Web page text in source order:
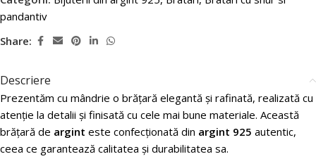
pandantiv
Share:
Descriere
Prezentăm cu mândrie o brățară elegantă și rafinată, realizată cu
atenție la detalii și finisată cu cele mai bune materiale. Această
brățară de argint este confecționată din argint 925 autentic,
ceea ce garantează calitatea și durabilitatea sa.